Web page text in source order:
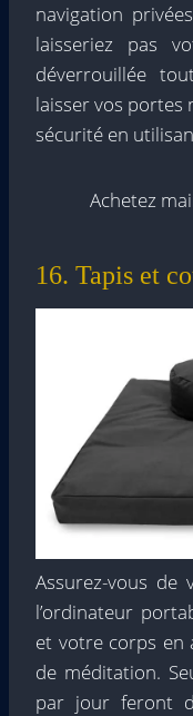
navigation
laisseriez pas
déverrouillée
laisser vos portes
sécurité en
Achetez
16. Tapis et
Assurez-vous de
l’ordinateur
et votre corps en
de méditation.
par jour feront